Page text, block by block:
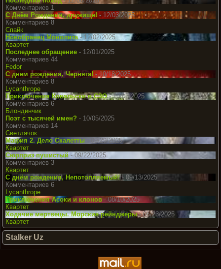
Комментариев 1
С Днём Рождения, дружище! - 12/03/2025
Комментариев 8
Спайк
Новобранец Монолита - 12/02/2025
Квартет
Последнее обращение - 12/01/2025
Комментариев 44
Fedor
С днем рождения, Черняга!- 10/18/2025
Комментариев 8
Lycanthrope
Приключения Ковальски в СЗО- 10/07/2025
Комментариев 6
Блондинчик
Поэт с тысячей имен? - 10/05/2025
Комментариев 14
Светлячок
Мафия 2. Дело Скалетты
- 09/29/2025
Квартет
Сюрприз пушистый - 09/22/2025
Комментариев 3
Квартет
С днём рождения, Непотопляемый!- 09/13/2025
Комментариев 6
Lycanthrope
Приключения Асоки и клонов- 08/10/2025
Квартет
Ходячие мертвецы. Морские рейнджеры- 06/23/2025
Квартет
Stalker Uz